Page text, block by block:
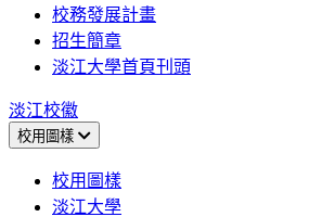
校務發展計畫
招生簡章
淡江大學首頁刊頭
淡江校徽
校用圖樣
校用圖樣
淡江大學